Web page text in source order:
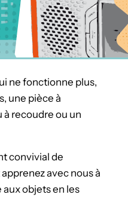
ne fonctionne plus,
une pièce à
à recoudre ou un
convivial de
avec nous à
objets en les